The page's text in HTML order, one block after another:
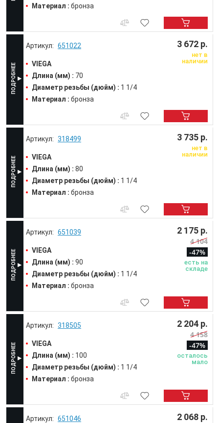
Материал : бронза
651022
VIEGA
Длина (мм) : 70
Диаметр резьбы (дюйм) : 1 1/4
Материал : бронза
3 672 р.
нет в
наличии
318499
VIEGA
Длина (мм) : 80
Диаметр резьбы (дюйм) : 1 1/4
Материал : бронза
3 735 р.
нет в
наличии
651039
VIEGA
Длина (мм) : 90
Диаметр резьбы (дюйм) : 1 1/4
Материал : бронза
2 175 р.
4 104
-47%
есть на
складе
318505
VIEGA
Длина (мм) : 100
Диаметр резьбы (дюйм) : 1 1/4
Материал : бронза
2 204 р.
4 158
-47%
осталось
мало
651046 2 068 р.